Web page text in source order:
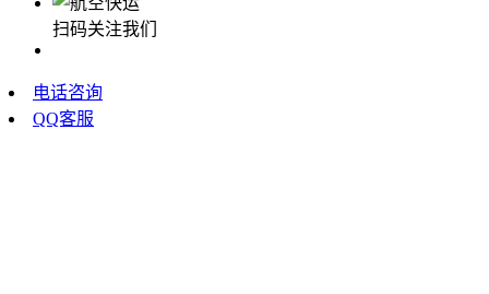
扫码关注我们
电话咨询
QQ客服